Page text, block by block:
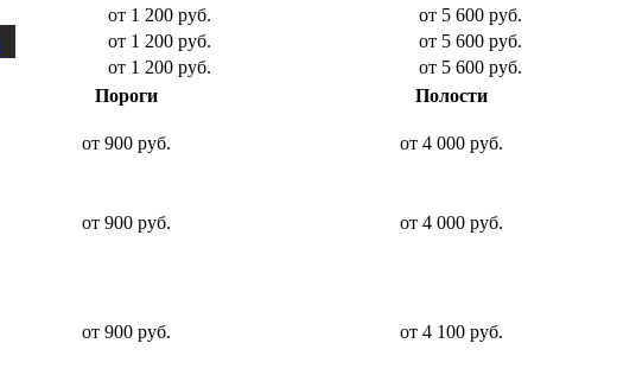
от 1 200 руб.
от 5 600 руб.
от 1 200 руб.
от 5 600 руб.
от 1 200 руб.
от 5 600 руб.
Пороги
Полости
от 900 руб. от 4 000 руб.
от 900 руб. от 4 000 руб.
от 900 руб. от 4 100 руб.